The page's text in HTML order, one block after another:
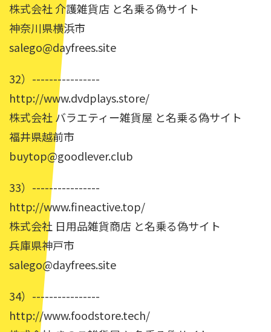
株式会社 介護雑貨店 と名乗る偽サイト
神奈川県横浜市
salego@dayfrees.site
32）----------------
http://www.dvdplays.store/
株式会社 バラエティー雑貨屋 と名乗る偽サイト
福井県越前市
buytop@goodlever.club
33）----------------
http://www.fineactive.top/
株式会社 日用品雑貨商店 と名乗る偽サイト
兵庫県神戸市
salego@dayfrees.site
34）----------------
http://www.foodstore.tech/